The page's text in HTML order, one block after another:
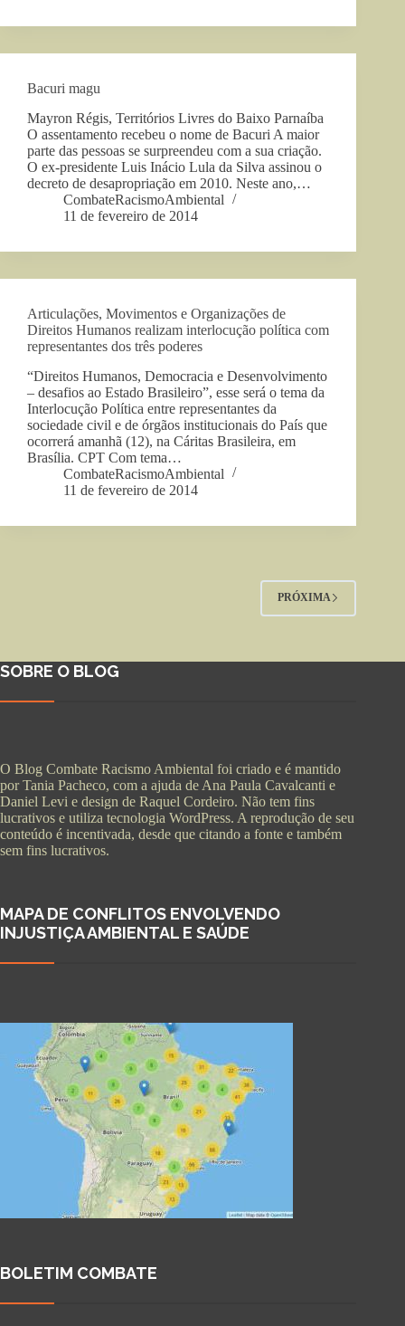
Bacuri magu
Mayron Régis, Territórios Livres do Baixo Parnaíba
O assentamento recebeu o nome de Bacuri A maior
parte das pessoas se surpreendeu com a sua criação.
O ex-presidente Luis Inácio Lula da Silva assinou o
decreto de desapropriação em 2010. Neste ano,…
CombateRacismoAmbiental
11 de fevereiro de 2014
Articulações, Movimentos e Organizações de
Direitos Humanos realizam interlocução política com
representantes dos três poderes
“Direitos Humanos, Democracia e Desenvolvimento
– desafios ao Estado Brasileiro”, esse será o tema da
Interlocução Política entre representantes da
sociedade civil e de órgãos institucionais do País que
ocorrerá amanhã (12), na Cáritas Brasileira, em
Brasília. CPT Com tema…
CombateRacismoAmbiental
11 de fevereiro de 2014
PRÓXIMA
SOBRE O BLOG
O Blog Combate Racismo Ambiental foi criado e é mantido
por Tania Pacheco, com a ajuda de Ana Paula Cavalcanti e
Daniel Levi e design de Raquel Cordeiro. Não tem fins
lucrativos e utiliza tecnologia WordPress. A reprodução de seu
conteúdo é incentivada, desde que citando a fonte e também
sem fins lucrativos.
MAPA DE CONFLITOS ENVOLVENDO
INJUSTIÇA AMBIENTAL E SAÚDE
BOLETIM COMBATE